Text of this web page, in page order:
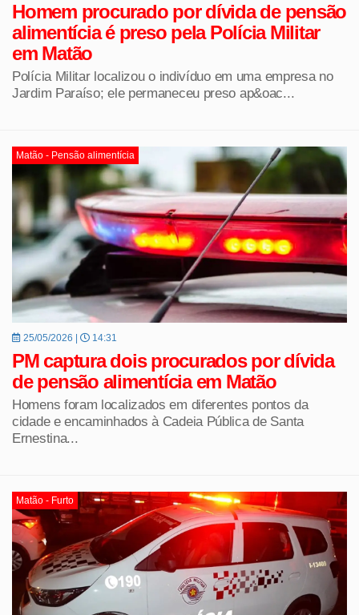
Homem procurado por dívida de pensão
alimentícia é preso pela Polícia Militar
em Matão
Polícia Militar localizou o indivíduo em uma empresa no
Jardim Paraíso; ele permaneceu preso ap&oac...
Matão - Pensão alimentícia
25/05/2026 | 14:31
PM captura dois procurados por dívida
de pensão alimentícia em Matão
Homens foram localizados em diferentes pontos da
cidade e encaminhados à Cadeia Pública de Santa
Ernestina...
Matão - Furto